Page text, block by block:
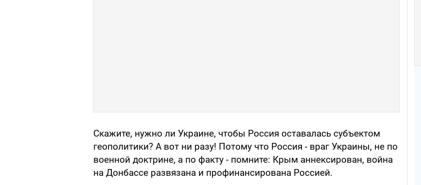
Скажите, нужно ли Украине, чтобы Россия оставалась субъектом
геополитики? А вот ни разу! Потому что Россия - враг Украины, не по
военной доктрине, а по факту - помните: Крым аннексирован, война
на Донбассе развязана и профинансирована Россией.